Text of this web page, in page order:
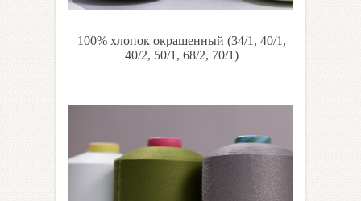
100% хлопок окрашенный (34/1, 40/1,
40/2, 50/1, 68/2, 70/1)